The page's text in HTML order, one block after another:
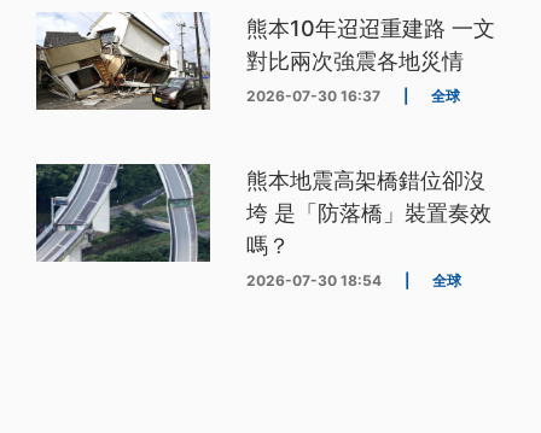
熊本10年迢迢重建路 一文
對比兩次強震各地災情
2026-07-30 16:37 全球
熊本地震高架橋錯位卻沒
垮 是「防落橋」裝置奏效
嗎？
2026-07-30 18:54 全球